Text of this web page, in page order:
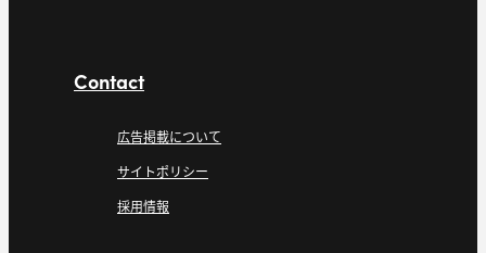
Contact
広告掲載について
サイトポリシー
採用情報